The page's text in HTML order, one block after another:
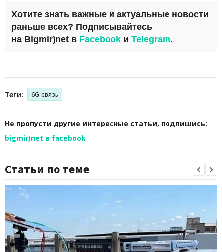
Хотите знать важные и актуальные новости
раньше всех? Подписывайтесь
на Bigmir)net в Facebook и Telegram.
Теги: 6G-связь
Не пропусти другие интересные статьи, подпишись:
bigmir)net в facebook
Статьи по теме